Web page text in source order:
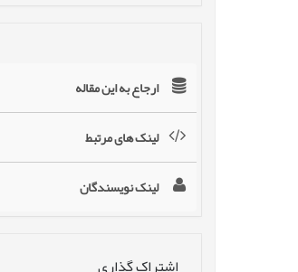
ارجاع به این مقاله
لینک های مرتبط
لینک نویسندگان